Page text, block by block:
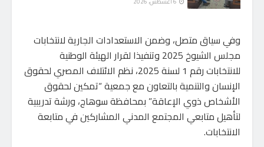
وفي سياق متصل، وضمن الاستعدادات الجارية لانتخابات
مجلس الشيوخ 2025 وتنفيذا لقرار الهيئة الوطنية
للانتخابات رقم 1 لسنة 2025، نظم الائتلاف المصري لحقوق
الإنسان والتنمية بالتعاون مع جمعية “تمكين لحقوق
الأشخاص ذوي الإعاقة” بمحافظة سوهاج، ورشة تدريبية
لتأهيل متابعي المجتمع المدني المشاركين في متابعة
الانتخابات.